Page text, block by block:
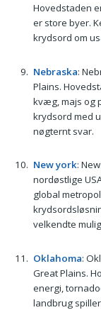
Hovedstaden
er store byer.
krydsord om
Nebraska:
Plains.
kvæg, majs og
krydsord med
nøgternt svar.
New york:
nordøstlige
global
velkendte
Oklahoma:
Great Plains.
energi,
landbrug